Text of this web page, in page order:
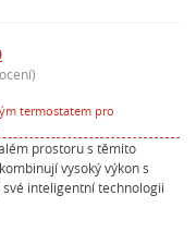
termostatem pro
prostoru s těmito
vysoký výkon s
inteligentní technologii